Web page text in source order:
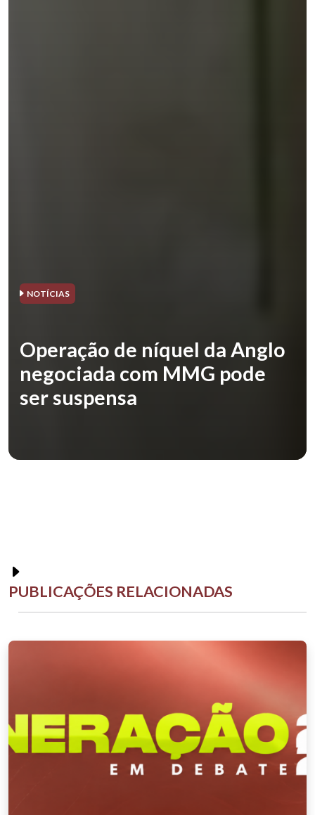
NOTÍCIAS
Operação de níquel da Anglo
negociada com MMG pode
ser suspensa
PUBLICAÇÕES RELACIONADAS